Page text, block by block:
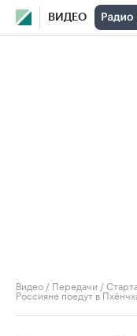
ВИДЕО
Видео / Передачи /
Россияне поедут в